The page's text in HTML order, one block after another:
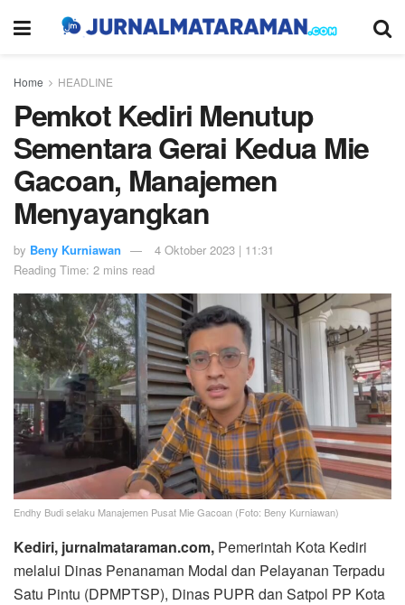
Home HEADLINE
Pemkot Kediri Menutup
Sementara Gerai Kedua Mie
Gacoan, Manajemen
Menyayangkan
by Beny Kurniawan
4 Oktober 2023 | 11:31
Reading Time: 2 mins read
Endhy Budi selaku Manajemen Pusat Mie Gacoan (Foto: Beny Kurniawan)
Kediri, jurnalmataraman.com, Pemerintah Kota Kediri
melalui Dinas Penanaman Modal dan Pelayanan Terpadu
Satu Pintu (DPMPTSP), Dinas PUPR dan Satpol PP Kota